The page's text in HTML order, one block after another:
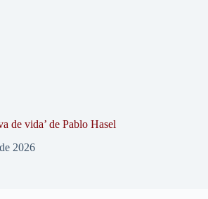
de vida’ de Pablo Hasel
2026